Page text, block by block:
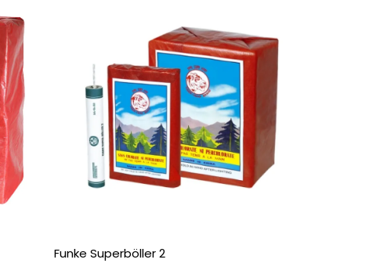
Funke Superböller 2